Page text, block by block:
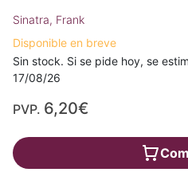
Sinatra, Frank
Disponible en breve
Sin stock. Si se pide hoy, se
17/08/26
PVP. 6,20€